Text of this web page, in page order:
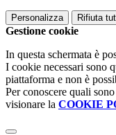
Personalizza Rifiuta
Gestione cookie
In questa schermata è
I cookie necessari sono
piattaforma e non è
Per conoscere quali
visionare la COOKIE